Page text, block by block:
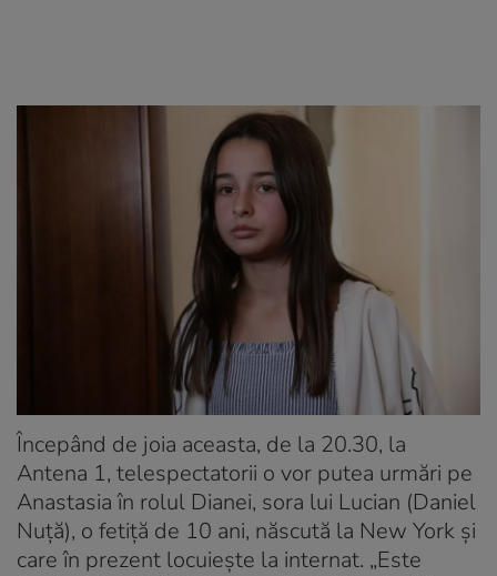
Începând de joia aceasta, de la 20.30, la
Antena 1, telespectatorii o vor putea urmări pe
Anastasia în rolul Dianei, sora lui Lucian (Daniel
Nuţă), o fetiţă de 10 ani, născută la New York şi
care în prezent locuieşte la internat. „Este